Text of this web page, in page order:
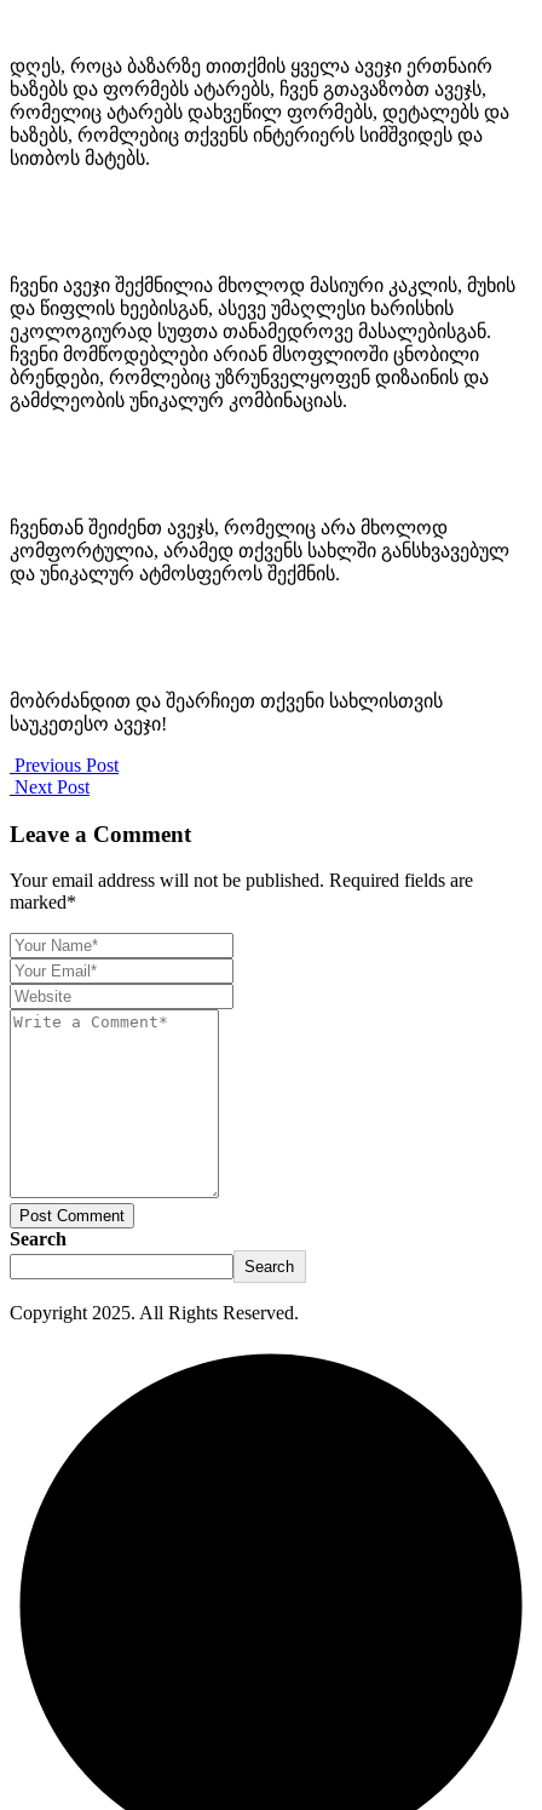
დღეს, როცა ბაზარზე თითქმის ყველა ავეჯი ერთნაირ
ხაზებს და ფორმებს ატარებს, ჩვენ გთავაზობთ ავეჯს,
რომელიც ატარებს დახვეწილ ფორმებს, დეტალებს და
ხაზებს, რომლებიც თქვენს ინტერიერს სიმშვიდეს და
სითბოს მატებს.
ჩვენი ავეჯი შექმნილია მხოლოდ მასიური კაკლის, მუხის
და წიფლის ხეებისგან, ასევე უმაღლესი ხარისხის
ეკოლოგიურად სუფთა თანამედროვე მასალებისგან.
ჩვენი მომწოდებლები არიან მსოფლიოში ცნობილი
ბრენდები, რომლებიც უზრუნველყოფენ დიზაინის და
გამძლეობის უნიკალურ კომბინაციას.
ჩვენთან შეიძენთ ავეჯს, რომელიც არა მხოლოდ
კომფორტულია, არამედ თქვენს სახლში განსხვავებულ
და უნიკალურ ატმოსფეროს შექმნის.
მობრძანდით და შეარჩიეთ თქვენი სახლისთვის
საუკეთესო ავეჯი!
Previous Post
Next Post
Leave a Comment
Your email address will not be published. Required fields are
marked*
Post Comment
Search
Search
Copyright2025. All Rights Reserved.